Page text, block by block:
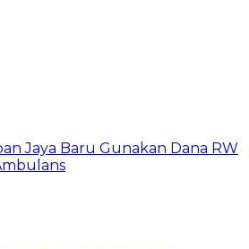
Jaya Baru Gunakan Dana RW